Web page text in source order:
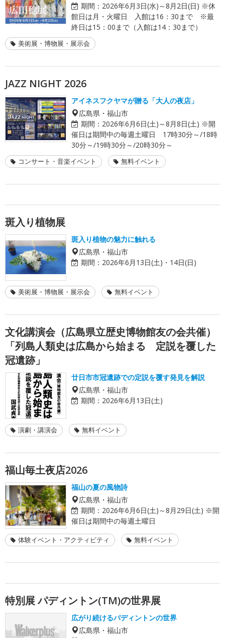
期間： 2026年6月3日(水)～8月2日(日) ※休
館日は月・火曜日 入館は16：30まで ※最
終日は15：00まで（入館は14：30まで）
美術展・博物展・展示会
JAZZ NIGHT 2026
アイネスフクヤマが贈る「大人の夜店」
広島県・福山市
期間： 2026年6月6日(土)～8月8日(土) ※開
催日は期間中の毎週土曜日 17時30分～/18時
30分～/19時30分～/20時30分～
コンサート・音楽イベント 無料イベント
斑入り植物展
斑入り植物の魅力に触れる
広島県・福山市
期間： 2026年6月13日(土)・14日(日)
美術展・博物展・展示会 無料イベント
文化講演会（広島県立歴史博物館友の会共催）
「列島人類史は広島から始まる 定説を覆した
冠遺跡」
廿日市市冠遺跡での定説を覆す発見を解説
広島県・福山市
期間： 2026年6月13日(土)
演劇・講演会 無料イベント
福山毎土夜店2026
福山の夏の風物詩
広島県・福山市
期間： 2026年6月6日(土)～8月29日(土) ※開
催日は期間中の毎週土曜日
体験イベント・アクティビティ 無料イベント
特別展 パディントン(TM)の世界展
広がり続けるパディントンの世界
広島県・福山市